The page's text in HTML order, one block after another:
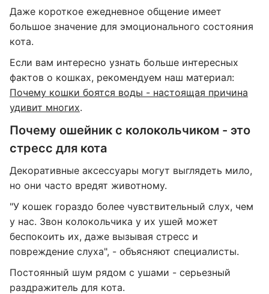
Даже короткое ежедневное общение имеет
большое значение для эмоционального состояния
кота.
Если вам интересно узнать больше интересных
фактов о кошках, рекомендуем наш материал:
Почему кошки боятся воды - настоящая причина
удивит многих.
Почему ошейник с колокольчиком - это
стресс для кота
Декоративные аксессуары могут выглядеть мило,
но они часто вредят животному.
"У кошек гораздо более чувствительный слух, чем
у нас. Звон колокольчика у их ушей может
беспокоить их, даже вызывая стресс и
повреждение слуха", - объясняют специалисты.
Постоянный шум рядом с ушами - серьезный
раздражитель для кота.